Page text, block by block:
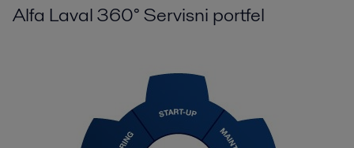
Alfa Laval 360° Servisni portfel